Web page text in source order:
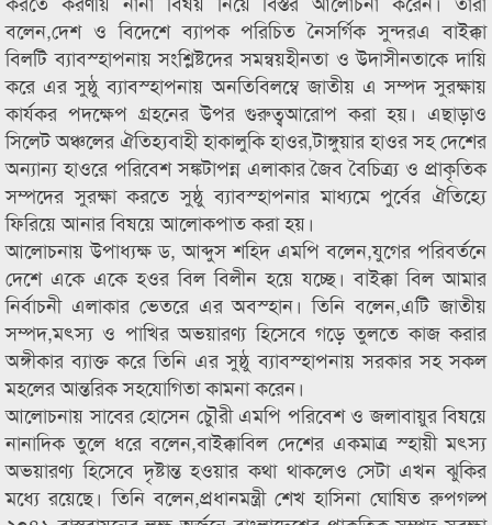
বলেন,দেশ ও বিদেশে ব্যাপক পরিচিত নৈসর্গিক সুন্দরএ বাইক্কা
বিলটি ব্যাবস্হাপনায় সংশ্লিষ্টদের সমন্বয়হীনতা ও উদাসীনতাকে দায়ি
করে এর সুষ্ঠু ব্যাবস্হাপনায় অনতিবিলম্বে জাতীয় এ সম্পদ সুরক্ষায়
কার্যকর পদক্ষেপ গ্রহনের উপর গুরুত্বআরোপ করা হয়। এছাড়াও
সিলেট অঞ্চলের ঐতিহ্যবাহী হাকালুকি হাওর,টাঙ্গুয়ার হাওর সহ দেশের
অন্যান্য হাওরে পরিবেশ সঙ্কটাপন্ন এলাকার জৈব বৈচিত্র্য ও প্রাকৃতিক
সম্পদের সুরক্ষা করতে সুষ্ঠু ব্যাবস্হাপনার মাধ্যমে পুর্বের ঐতিহ্যে
ফিরিয়ে আনার বিষয়ে আলোকপাত করা হয়।
আলোচনায় উপাধ্যক্ষ ড, আব্দুস শহিদ এমপি বলেন,যুগের পরিবর্তনে
দেশে একে একে হওর বিল বিলীন হয়ে যচ্ছে। বাইক্কা বিল আমার
নির্বাচনী এলাকার ভেতরে এর অবস্হান। তিনি বলেন,এটি জাতীয়
সম্পদ,মৎস্য ও পাখির অভয়ারণ্য হিসেবে গড়ে তুলতে কাজ করার
অঙ্গীকার ব্যাক্ত করে তিনি এর সুষ্ঠু ব্যাবস্হাপনায় সরকার সহ সকল
মহলের আন্তরিক সহযোগিতা কামনা করেন।
আলোচনায় সাবের হোসেন চৌুরী এমপি পরিবেশ ও জলাবায়ুর বিষয়ে
নানাদিক তুলে ধরে বলেন,বাইক্কাবিল দেশের একমাত্র স্হায়ী মৎস্য
অভয়ারণ্য হিসেবে দৃষ্টান্ত হওয়ার কথা থাকলেও সেটা এখন ঝুকির
মধ্যে রয়েছে। তিনি বলেন,প্রধানমন্ত্রী শেখ হাসিনা ঘোষিত রুপগল্প